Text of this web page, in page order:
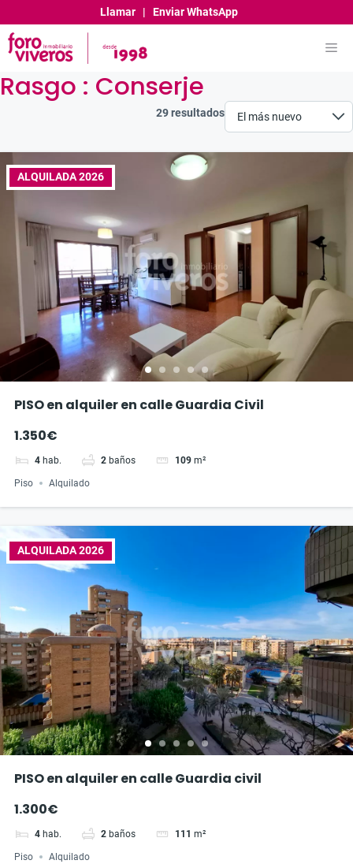
al
contenido
Llamar| Enviar WhatsApp
Rasgo : Conserje
29 resultados
ALQUILADA 2026
PISO en alquiler en calle Guardia Civil
1.350€
4 hab. 2 baños 109 m²
Piso Alquilado
ALQUILADA 2026
PISO en alquiler en calle Guardia civil
1.300€
4 hab. 2 baños 111 m²
Piso Alquilado